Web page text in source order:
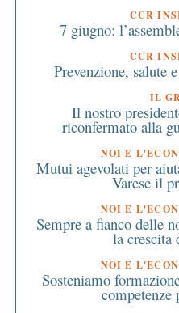
CCR
7 giugno:
CCR
Prevenzione, salute
IL
Il nostro
riconfermato alla
NOI E
Mutui agevolati per
Varese il
NOI E
Sempre a fianco delle
la crescita
NOI E
Sosteniamo
competenze